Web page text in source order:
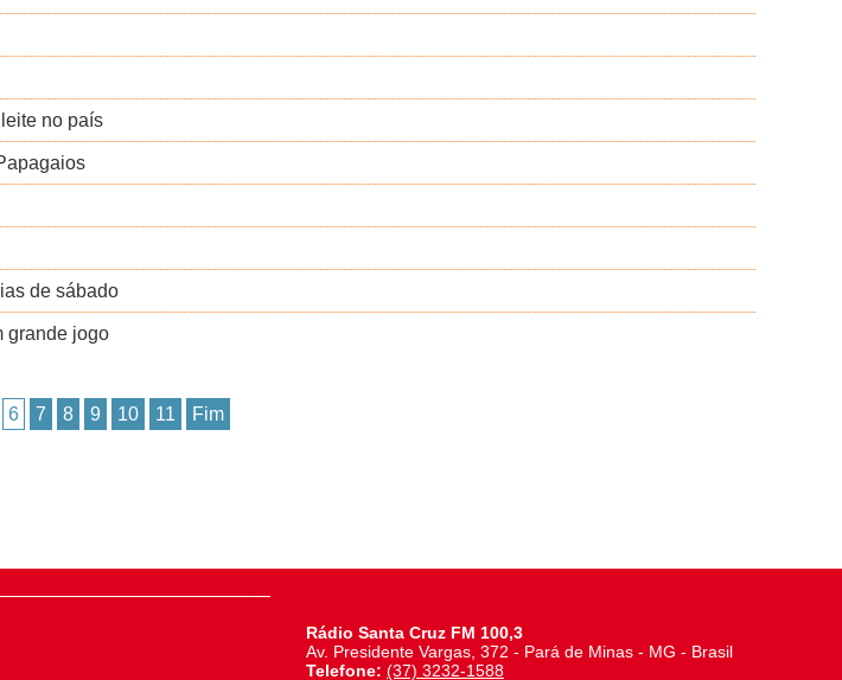
no país
de sábado
grande jogo
6 7 8 9 10 11 Fim
Rádio Santa Cruz FM 100,3
Av. Presidente Vargas, 372 - Pará de Minas - MG - Brasil
Telefone: (37) 3232-1588